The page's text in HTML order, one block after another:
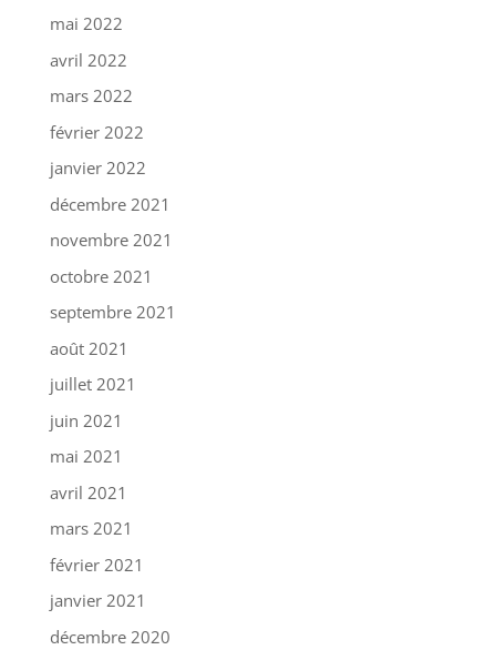
mai 2022
avril 2022
mars 2022
février 2022
janvier 2022
décembre 2021
novembre 2021
octobre 2021
septembre 2021
août 2021
juillet 2021
juin 2021
mai 2021
avril 2021
mars 2021
février 2021
janvier 2021
décembre 2020